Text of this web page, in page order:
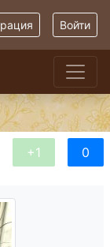
Войти
+1 0